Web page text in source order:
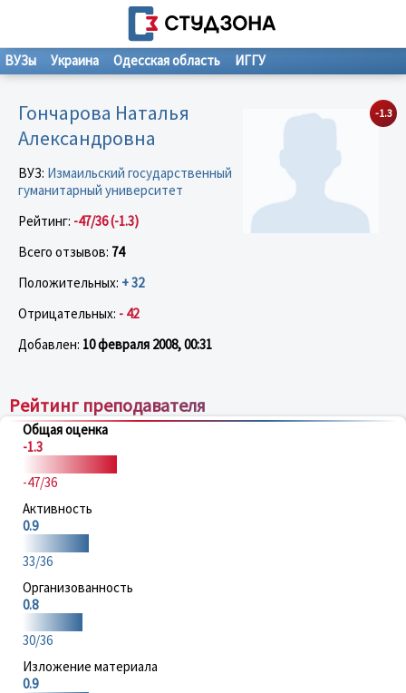
ВУЗы Украина Одесская область ИГГУ
-1.3
Гончарова Наталья
Александровна
ВУЗ: Измаильский государственный
гуманитарный университет
Рейтинг: -47/36 (-1.3)
Всего отзывов: 74
Положительных: + 32
Отрицательных: - 42
Добавлен: 10 февраля 2008, 00:31
Рейтинг преподавателя
Общая оценка
-1.3
-47/36
Активность
0.9
33/36
Организованность
0.8
30/36
Изложение материала
0.9